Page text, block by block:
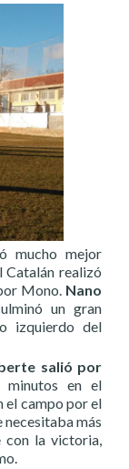
mucho mejor
Catalán realizó
Mono. Nano
un gran
izquierdo del
salió por
minutos en el
el campo por el
necesitaba más
con la victoria,